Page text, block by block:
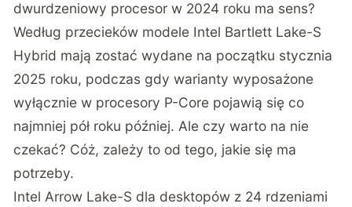
dwurdzeniowy procesor w 2024 roku ma sens?
Według przecieków modele Intel Bartlett Lake-S
Hybrid mają zostać wydane na początku stycznia
2025 roku, podczas gdy warianty wyposażone
wyłącznie w procesory P-Core pojawią się co
najmniej pół roku później. Ale czy warto na nie
czekać? Cóż, zależy to od tego, jakie się ma
potrzeby.
Intel Arrow Lake-S dla desktopów z 24 rdzeniami